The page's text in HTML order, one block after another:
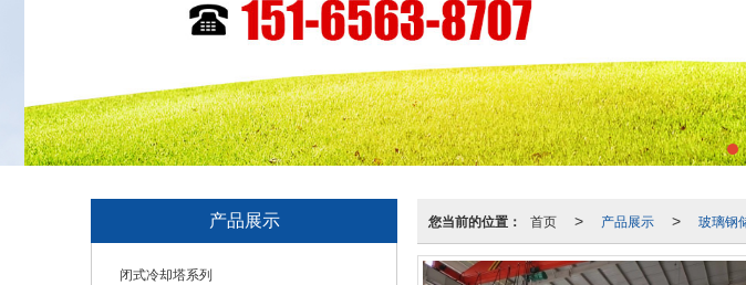
您当前的位置： 首页 > 产品展示 > 玻璃钢
产品展示
闭式冷却塔系列